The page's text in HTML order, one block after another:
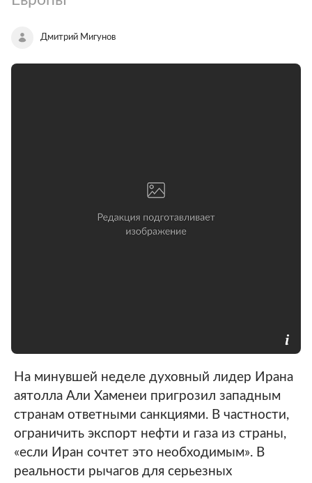
Дмитрий Мигунов
На минувшей неделе духовный лидер Ирана
аятолла Али Хаменеи пригрозил западным
странам ответными санкциями. В частности,
ограничить экспорт нефти и газа из страны,
«если Иран сочтет это необходимым». В
реальности рычагов для серьезных